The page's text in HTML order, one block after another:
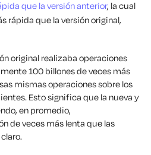
que la versión anterior, la cual
rápida que la versión original,
original realizaba operaciones
100 billones de veces más
mismas operaciones sobre los
Esto significa que la nueva y
en promedio,
de veces más lenta que las